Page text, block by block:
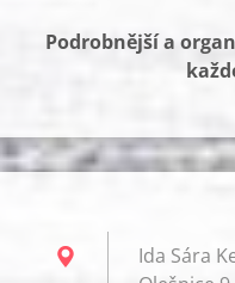
Podrobnější a
Ida Sára